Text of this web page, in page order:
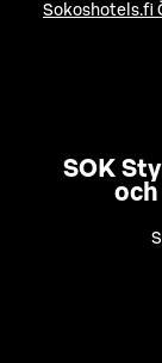
Sokoshotels.fi
SOK